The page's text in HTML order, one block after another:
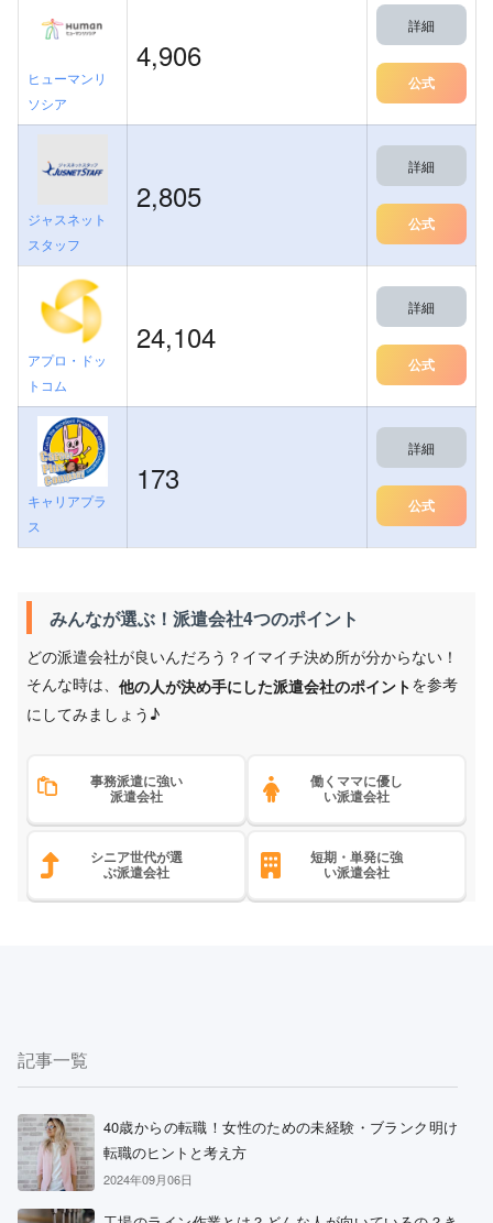
ヒューマンリ
ソシア
4,906
詳細
公式
ジャスネット
スタッフ
2,805
詳細
公式
アプロ・ドッ
トコム
24,104
詳細
公式
キャリアプラ
ス
173
詳細
公式
みんなが選ぶ！派遣会社4つのポイント
どの派遣会社が良いんだろう？イマイチ決め所が分からない！
そんな時は、 他の人が決め手にした派遣会社のポイントを参考
にしてみましょう♪
事務派遣に強い
派遣会社
働くママに優し
い派遣会社
シニア世代が選
ぶ派遣会社
短期・単発に強
い派遣会社
記事一覧
40歳からの転職！女性のための未経験・ブランク明け
転職のヒントと考え方
2024年09月06日